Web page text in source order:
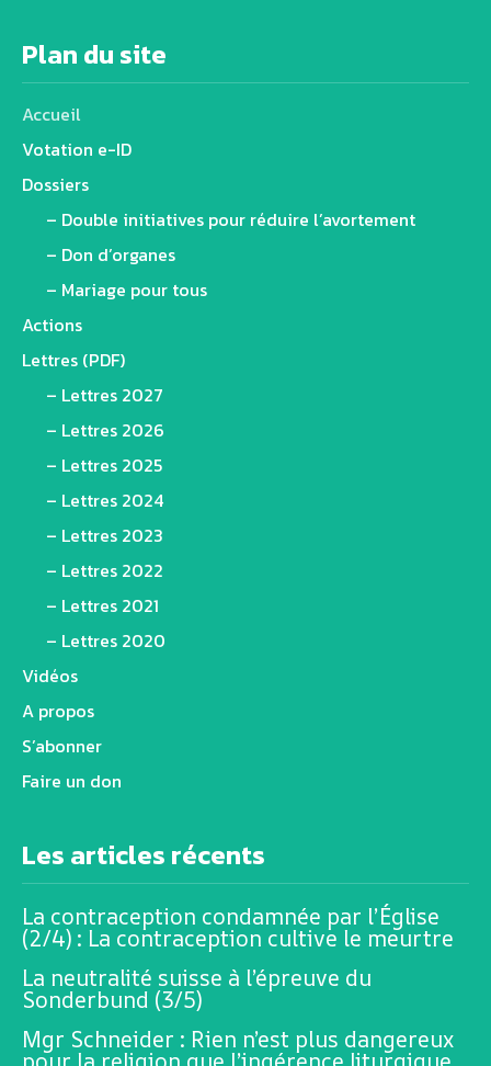
Plan du site
Accueil
Votation e-ID
Dossiers
– Double initiatives pour réduire l’avortement
– Don d’organes
– Mariage pour tous
Actions
Lettres (PDF)
– Lettres 2027
– Lettres 2026
– Lettres 2025
– Lettres 2024
– Lettres 2023
– Lettres 2022
– Lettres 2021
– Lettres 2020
Vidéos
A propos
S’abonner
Faire un don
Les articles récents
La contraception condamnée par l’Église
(2/4) : La contraception cultive le meurtre
La neutralité suisse à l’épreuve du
Sonderbund (3/5)
Mgr Schneider : Rien n’est plus dangereux